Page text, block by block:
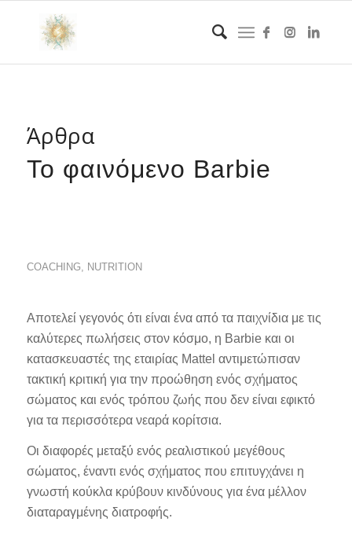
Άρθρα
Το φαινόμενο Barbie
COACHING, NUTRITION
Αποτελεί γεγονός ότι είναι ένα από τα παιχνίδια με τις
καλύτερες πωλήσεις στον κόσμο, η Barbie και οι
κατασκευαστές της εταιρίας Mattel αντιμετώπισαν
τακτική κριτική για την προώθηση ενός σχήματος
σώματος και ενός τρόπου ζωής που δεν είναι εφικτό
για τα περισσότερα νεαρά κορίτσια.
Οι διαφορές μεταξύ ενός ρεαλιστικού μεγέθους
σώματος, έναντι ενός σχήματος που επιτυγχάνει η
γνωστή κούκλα κρύβουν κινδύνους για ένα μέλλον
διαταραγμένης διατροφής.